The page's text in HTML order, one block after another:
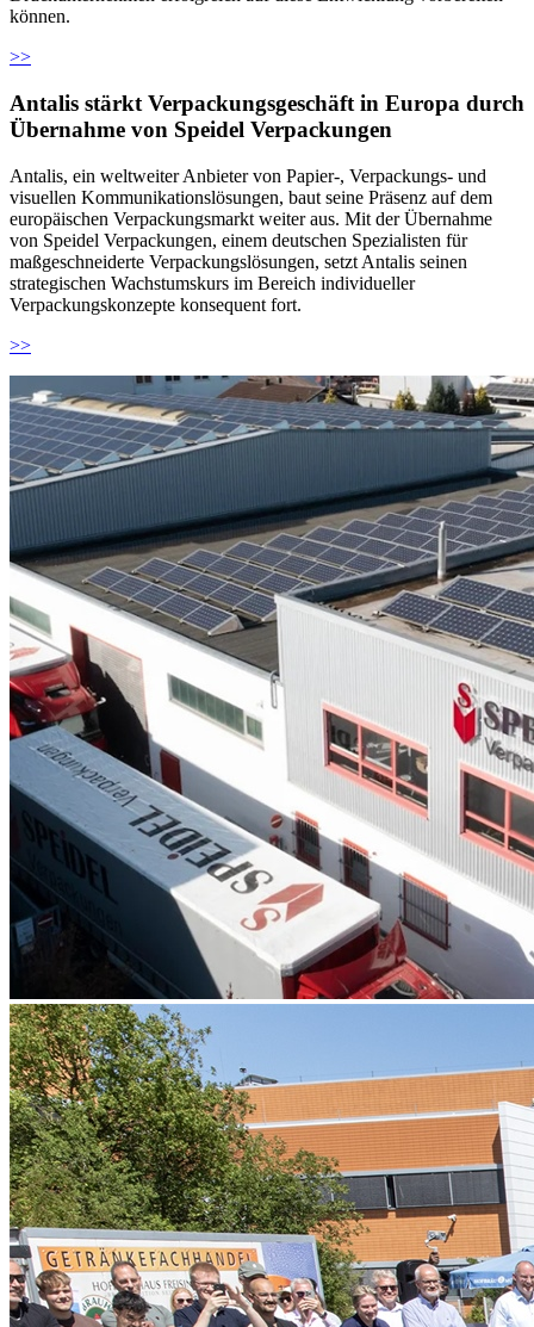
können.
>>
Antalis stärkt Verpackungsgeschäft in Europa durch
Übernahme von Speidel Verpackungen
Antalis, ein weltweiter Anbieter von Papier-, Verpackungs- und
visuellen Kommunikationslösungen, baut seine Präsenz auf dem
europäischen Verpackungsmarkt weiter aus. Mit der Übernahme
von Speidel Verpackungen, einem deutschen Spezialisten für
maßgeschneiderte Verpackungslösungen, setzt Antalis seinen
strategischen Wachstumskurs im Bereich individueller
Verpackungskonzepte konsequent fort.
>>